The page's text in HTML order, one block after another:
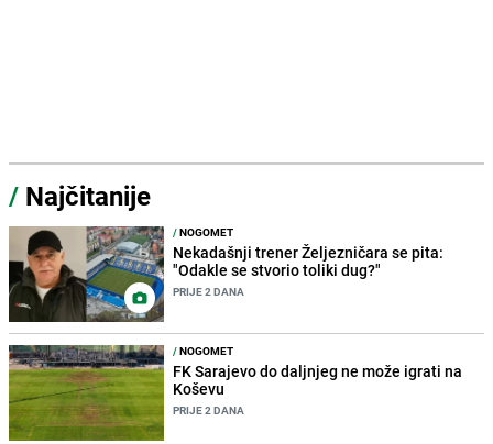
/ Najčitanije
/NOGOMET
Nekadašnji trener Željezničara se pita:
"Odakle se stvorio toliki dug?"
PRIJE 2 DANA
/NOGOMET
FK Sarajevo do daljnjeg ne može igrati na
Koševu
PRIJE 2 DANA